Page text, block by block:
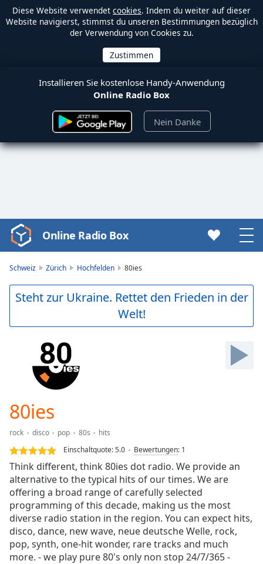
Diese Website verwendet cookies. Indem du weiter auf dieser
Website navigierst, stimmst du unseren Bestimmungen bezüglich
der Verwendung von Cookies zu.
Installieren Sie kostenlose Handy-Anwendung
Online Radio Box
Nein Danke
Video
Player
Play
Video
Skip
Loaded:
0.00%
Stream
TypeLIVE
Seek to
currently
behind
liveLIVE
Remaining
Time-
Online Radio Box
Schweiz Zürich Hochfelden 80ies
Steht zur Ukraine. Rettet den Frieden in der
Welt!
80ies
rock disco pop 80s
hits
Einschaltquote:5.0 Bewertungen: 1
Think different, think 80ies dot radio. We provide an
alternative to the typical hits of our times. We are
offering a broad range of carefully selected
programming of this decade, making us the most
diverse radio station in the region. You can expect hits,
disco, dance, new wave, neue deutsche Welle, rock,
pop, synth, one-hit wonder, rare tracks and much
more. - we play pure 80's only non stop 24/7/365 -